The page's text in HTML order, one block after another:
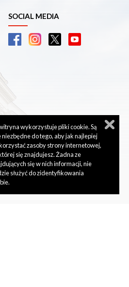
SOCIAL MEDIA
wykorzystuje pliki cookie. Są
niezbędne do tego, aby jak najlepiej
zasoby strony internetowej,
się znajdujesz. Żadna ze
się w nich informacji, nie
służyć do zidentyfikowania